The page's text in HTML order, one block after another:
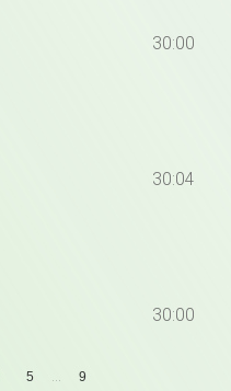
30:00
30:04
30:00
5 ... 9